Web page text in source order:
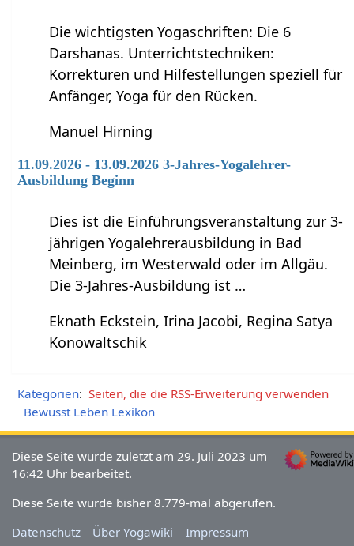
Die wichtigsten Yogaschriften: Die 6
Darshanas. Unterrichtstechniken:
Korrekturen und Hilfestellungen speziell für
Anfänger, Yoga für den Rücken.
Manuel Hirning
11.09.2026 - 13.09.2026 3-Jahres-Yogalehrer-
Ausbildung Beginn
Dies ist die Einführungsveranstaltung zur 3-
jährigen Yogalehrerausbildung in Bad
Meinberg, im Westerwald oder im Allgäu.
Die 3-Jahres-Ausbildung ist …
Eknath Eckstein, Irina Jacobi, Regina Satya
Konowaltschik
Kategorien: Seiten, die die RSS-Erweiterung verwenden
Bewusst Leben Lexikon
Diese Seite wurde zuletzt am 29. Juli 2023 um
16:42 Uhr bearbeitet.
Diese Seite wurde bisher 8.779-mal abgerufen.
Datenschutz
Über Yogawiki Impressum